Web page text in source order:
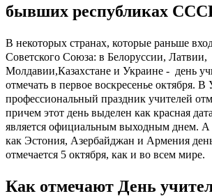
бывших республиках
В некоторых странах, которые раньше
Советского Союза: в Белоруссии, Латвии,
Молдавии,Казахстане и Украине - день
отмечать в первое воскресенье октября. В
профессиональный праздник учителей
причем этот день выделен как красная
является официальным выходным днем. А
как Эстония, Азербайджан и Армения
отмечается 5 октября, как и во всем мире.
Как отмечают День